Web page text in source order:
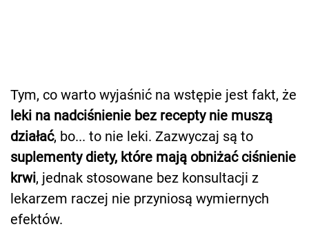
Tym, co warto wyjaśnić na wstępie jest fakt, że
leki na nadciśnienie bez recepty nie muszą
działać, bo... to nie leki. Zazwyczaj są to
suplementy diety, które mają obniżać ciśnienie
krwi, jednak stosowane bez konsultacji z
lekarzem raczej nie przyniosą wymiernych
efektów.